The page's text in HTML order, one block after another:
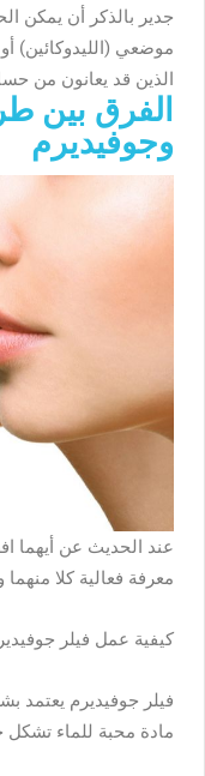
جدير بالذكر أن يمكن
موضعي (الليدوكائين)
الذين قد يعانون من
الفرق بين
وجوفيديرم
عند الحديث عن أيهما
معرفة فعالية كلا
كيفية عمل فيلر
فيلر جوفيديرم يعتمد
مادة محبة للماء تشكل حوالي 70% من